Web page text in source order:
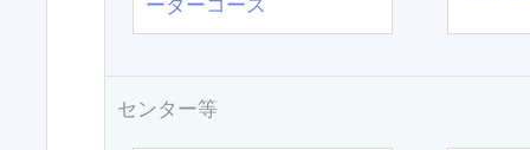
ーダーコース
センター等